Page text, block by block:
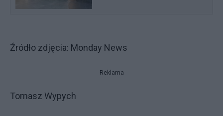
Źródło zdjęcia: Monday News
Reklama
Tomasz Wypych